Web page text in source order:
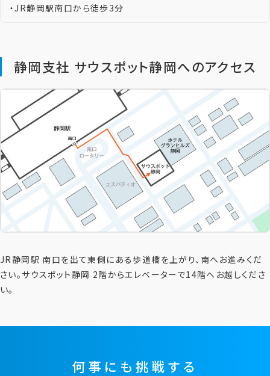
・JR静岡駅南口から徒歩3分
静岡支社 サウスポット静岡へのアクセス
JR静岡駅 南口を出て東側にある歩道橋を上がり、南へお進みくだ
さい。サウスポット静岡 2階からエレベーターで14階へお越しくださ
い。
何事にも挑戦する